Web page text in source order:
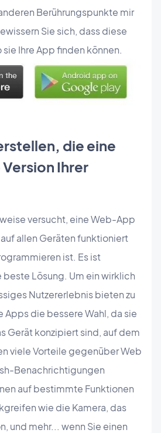
Berührungspunkte mir
Sie sich, dass diese
Ihre App finden können.
die eine
Ihrer
versucht, eine Web-App
allen Geräten funktioniert
ist. Es ist
Lösung. Um ein wirklich
Nutzererlebnis bieten zu
Apps die bessere Wahl, da sie
Gerät konzipiert sind, auf dem
viele Vorteile gegenüber Web
Benachrichtigungen
auf bestimmte Funktionen
wie die Kamera, das
und mehr... wenn Sie einen